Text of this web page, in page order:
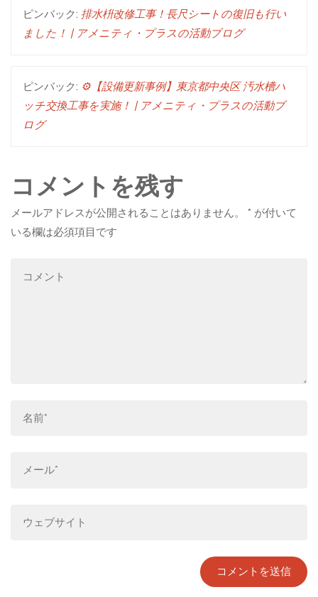
ピンバック: 排水枡改修工事！長尺シートの復旧も行い
ました！ | アメニティ・プラスの活動ブログ
ピンバック: ⚙️【設備更新事例】東京都中央区 汚水槽ハ
ッチ交換工事を実施！ | アメニティ・プラスの活動ブ
ログ
コメントを残す
メールアドレスが公開されることはありません。 * が付いて
いる欄は必須項目です